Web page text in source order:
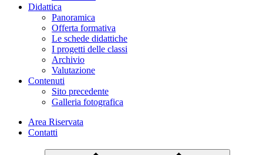
Didattica
Panoramica
Offerta formativa
Le schede didattiche
I progetti delle classi
Archivio
Valutazione
Contenuti
Sito precedente
Galleria fotografica
Area Riservata
Contatti